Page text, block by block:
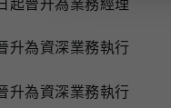
起晉升為業務經理
升為資深業務執行
升為資深業務執行